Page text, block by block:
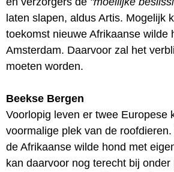
laten slapen, aldus Artis. Mogelijk
toekomst nieuwe Afrikaanse wilde
Amsterdam. Daarvoor zal het
moeten worden.
Beekse Bergen
Voorlopig leven er twee Europese
voormalige plek van de
de Afrikaanse wilde hond met
kan daarvoor nog terecht bij